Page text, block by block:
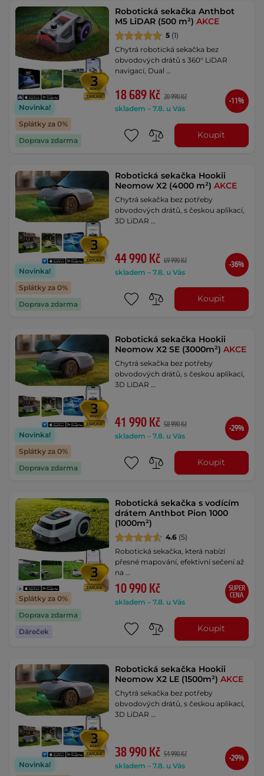
Novinka!
Splátky za 0%
Doprava zdarma
Robotická sekačka Anthbot
M5 LiDAR (500 m²)AKCE
5 (1)
Chytrá robotická sekačka bez
obvodových drátů s 360° LiDAR
navigací, Dual …
18 689 Kč 20 990 Kč
skladem – 7.8. u Vás
-11%
Koupit
Novinka!
Splátky za 0%
Doprava zdarma
Robotická sekačka Hookii
Neomow X2 (4000 m²)AKCE
Chytrá sekačka bez potřeby
obvodových drátů, s českou aplikací,
3D LiDAR …
44 990 Kč 69 990 Kč
skladem – 7.8. u Vás
-36%
Koupit
Novinka!
Splátky za 0%
Doprava zdarma
Robotická sekačka Hookii
Neomow X2 SE (3000m²)AKCE
Chytrá sekačka bez potřeby
obvodových drátů, s českou aplikací,
3D LiDAR …
41 990 Kč 58 990 Kč
skladem – 7.8. u Vás
-29%
Koupit
Splátky za 0%
Doprava zdarma
Dáreček
Robotická sekačka s vodícím
drátem Anthbot Pion 1000
(1000m²)
4.6 (5)
Robotická sekačka, která nabízí
přesné mapování, efektivní sečení až
na …
10 990 Kč
skladem – 7.8. u Vás
SUPER
CENA
Koupit
Novinka!
Robotická sekačka Hookii
Neomow X2 LE (1500m²)AKCE
Chytrá sekačka bez potřeby
obvodových drátů, s českou aplikací,
3D LiDAR …
38 990 Kč 54 990 Kč
skladem – 7.8. u Vás
-29%